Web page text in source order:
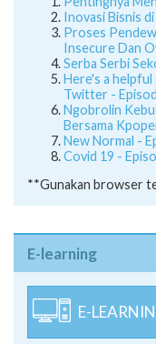
Pentingnya
Inovasi Bisnis
Proses
Insecure Dan
Serba Serbi
Here's a
Twitter -
Ngobrolin
Bersama
New Normal -
Covid 19 -
**Gunakan browser
E-learning
E-